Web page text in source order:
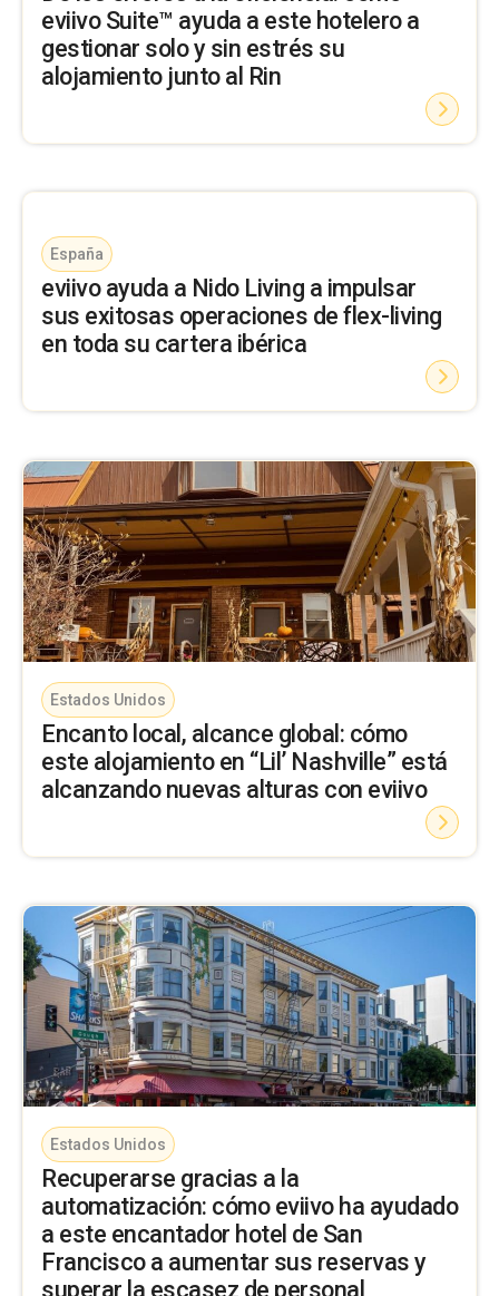
eviivo Suite™ ayuda a este hotelero a
gestionar solo y sin estrés su
alojamiento junto al Rin
España
eviivo ayuda a Nido Living a impulsar
sus exitosas operaciones de flex-living
en toda su cartera ibérica
Estados Unidos
Encanto local, alcance global: cómo
este alojamiento en “Lil’ Nashville” está
alcanzando nuevas alturas con eviivo
Estados Unidos
Recuperarse gracias a la
automatización: cómo eviivo ha ayudado
a este encantador hotel de San
Francisco a aumentar sus reservas y
superar la escasez de personal